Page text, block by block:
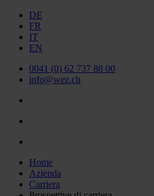
DE
FR
IT
EN
0041 (0) 62 737 88 00
info@wez.ch
Home
Azienda
Carriera